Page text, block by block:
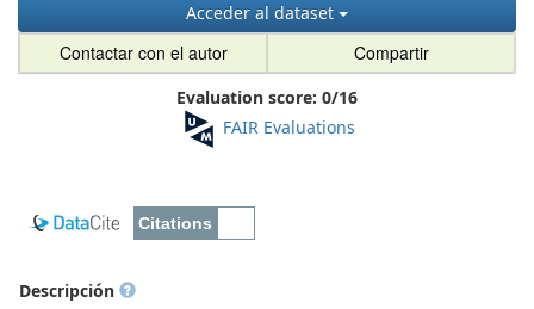
Acceder al dataset
Contactar con el autor Compartir
Evaluation score: 0/16
FAIR Evaluations
Descripción